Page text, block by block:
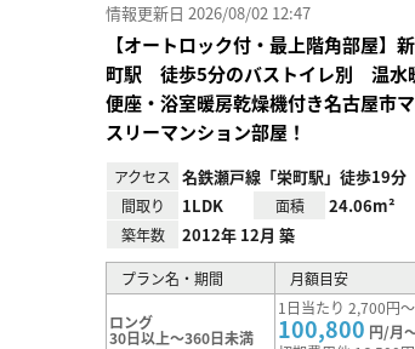
情報更新日 2026/08/02 12:47
【オートロック付・最上階角部屋】
町駅 徒歩5分のバストイレ別 温水
便座・浴室暖房乾燥機付き名古屋市
スリーマンション部屋！
アクセス 名鉄瀬戸線「栄町駅」徒歩19分
間取り 1LDK 面積 24.06m²
築年数 2012年 12月 築
プラン名・期間 月額目安
ロング
30日以上～360日未満
1日当たり 2,700円～
100,800 円/月